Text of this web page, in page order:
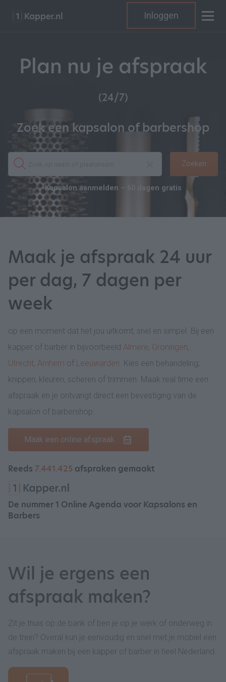
Inloggen
Plan nu je afspraak
(24/7)
Zoek een kapsalon of barbershop
Zoeken
Kapsalon aanmelden – 60 dagen gratis
Maak je afspraak 24 uur
per dag, 7 dagen per
week
op een moment dat het jou uitkomt, snel en simpel. Bij een
kapper of barber in bijvoorbeeld Almere, Groningen,
Utrecht, Arnhem of Leeuwarden . Kies een behandeling;
knippen, kleuren, scheren of trimmen. Maak real time een
afspraak en je ontvangt direct een bevestiging van de
kapsalon of barbershop.
Maak een online afspraak
Reeds 7.441.425 afspraken gemaakt
De nummer 1 Online Agenda voor Kapsalons en
Barbers
Wil je ergens een
afspraak maken?
Zit je thuis op de bank of ben je op je werk of onderweg in
de trein? Overal kun je eenvoudig en snel met je mobiel een
afspraak maken bij een kapper of barber in heel Nederland.